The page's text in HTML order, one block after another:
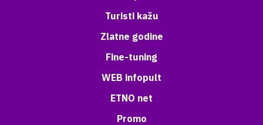
Turisti kažu
Zlatne godine
Fine-tuning
WEB infopult
ETNO net
Promo